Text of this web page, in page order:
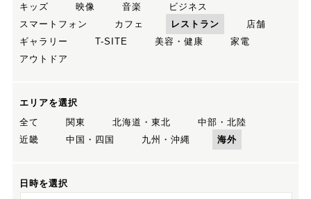
キッズ
映像 音楽
ビジネス
スマートフォン
カフェ レストラン
店舗
ギャラリー
T-SITE 美容・健康
家電
アウトドア
エリアを選択
全て
関東 北海道・東北
中部・北陸
近畿
中国・四国 九州・沖縄 海外
日時を選択